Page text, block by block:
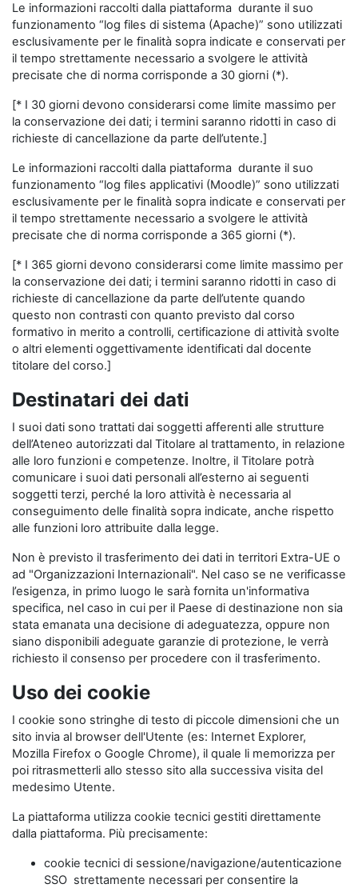
Le informazioni raccolti dalla piattaforma durante il suo
funzionamento “log files di sistema (Apache)” sono utilizzati
esclusivamente per le finalità sopra indicate e conservati per
il tempo strettamente necessario a svolgere le attività
precisate che di norma corrisponde a 30 giorni (*).
[* I 30 giorni devono considerarsi come limite massimo per
la conservazione dei dati; i termini saranno ridotti in caso di
richieste di cancellazione da parte dell’utente.]
Le informazioni raccolti dalla piattaforma durante il suo
funzionamento “log files applicativi (Moodle)” sono utilizzati
esclusivamente per le finalità sopra indicate e conservati per
il tempo strettamente necessario a svolgere le attività
precisate che di norma corrisponde a 365 giorni (*).
[* I 365 giorni devono considerarsi come limite massimo per
la conservazione dei dati; i termini saranno ridotti in caso di
richieste di cancellazione da parte dell’utente quando
questo non contrasti con quanto previsto dal corso
formativo in merito a controlli, certificazione di attività svolte
o altri elementi oggettivamente identificati dal docente
titolare del corso.]
Destinatari dei dati
I suoi dati sono trattati dai soggetti afferenti alle strutture
dell’Ateneo autorizzati dal Titolare al trattamento, in relazione
alle loro funzioni e competenze. Inoltre, il Titolare potrà
comunicare i suoi dati personali all’esterno ai seguenti
soggetti terzi, perché la loro attività è necessaria al
conseguimento delle finalità sopra indicate, anche rispetto
alle funzioni loro attribuite dalla legge.
Non è previsto il trasferimento dei dati in territori Extra-UE o
ad "Organizzazioni Internazionali". Nel caso se ne verificasse
l’esigenza, in primo luogo le sarà fornita un'informativa
specifica, nel caso in cui per il Paese di destinazione non sia
stata emanata una decisione di adeguatezza, oppure non
siano disponibili adeguate garanzie di protezione, le verrà
richiesto il consenso per procedere con il trasferimento.
Uso dei cookie
I cookie sono stringhe di testo di piccole dimensioni che un
sito invia al browser dell'Utente (es: Internet Explorer,
Mozilla Firefox o Google Chrome), il quale li memorizza per
poi ritrasmetterli allo stesso sito alla successiva visita del
medesimo Utente.
La piattaforma utilizza cookie tecnici gestiti direttamente
dalla piattaforma. Più precisamente:
cookie tecnici di sessione/navigazione/autenticazione
SSO strettamente necessari per consentire la